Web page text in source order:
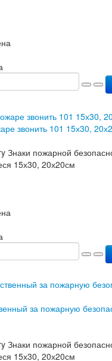
звонить 101 15х30,
за пожарную